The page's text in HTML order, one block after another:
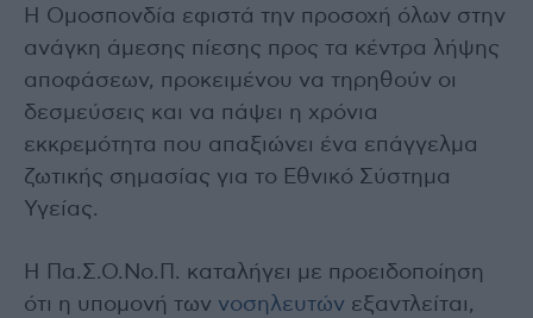
Η Ομοσπονδία εφιστά την προσοχή όλων στην
ανάγκη άμεσης πίεσης προς τα κέντρα λήψης
αποφάσεων, προκειμένου να τηρηθούν οι
δεσμεύσεις και να πάψει η χρόνια
εκκρεμότητα που απαξιώνει ένα επάγγελμα
ζωτικής σημασίας για το Εθνικό Σύστημα
Υγείας.
Η Πα.Σ.Ο.Νο.Π. καταλήγει με προειδοποίηση
ότι η υπομονή των νοσηλευτών εξαντλείται,